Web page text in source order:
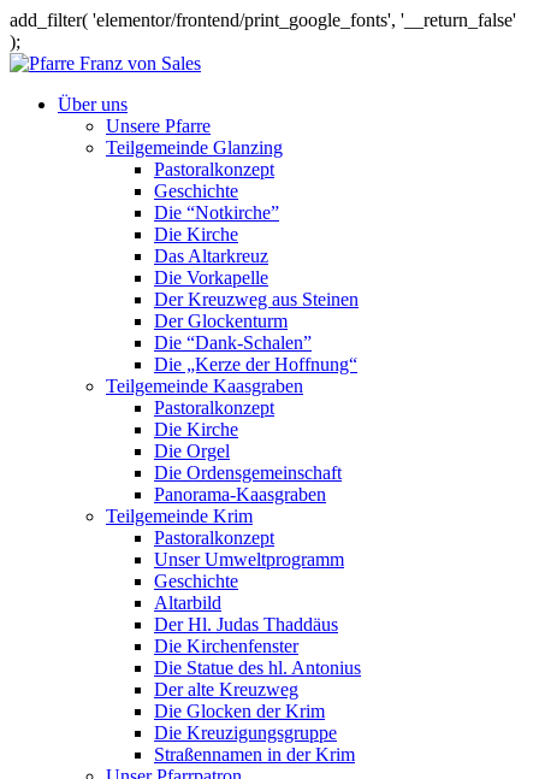
add_filter( 'elementor/frontend/print_google_fonts', '__return_false'
);
Über uns
Unsere Pfarre
Teilgemeinde Glanzing
Pastoralkonzept
Geschichte
Die “Notkirche”
Die Kirche
Das Altarkreuz
Die Vorkapelle
Der Kreuzweg aus Steinen
Der Glockenturm
Die “Dank-Schalen”
Die „Kerze der Hoffnung“
Teilgemeinde Kaasgraben
Pastoralkonzept
Die Kirche
Die Orgel
Die Ordensgemeinschaft
Panorama-Kaasgraben
Teilgemeinde Krim
Pastoralkonzept
Unser Umweltprogramm
Geschichte
Altarbild
Der Hl. Judas Thaddäus
Die Kirchenfenster
Die Statue des hl. Antonius
Der alte Kreuzweg
Die Glocken der Krim
Die Kreuzigungsgruppe
Straßennamen in der Krim